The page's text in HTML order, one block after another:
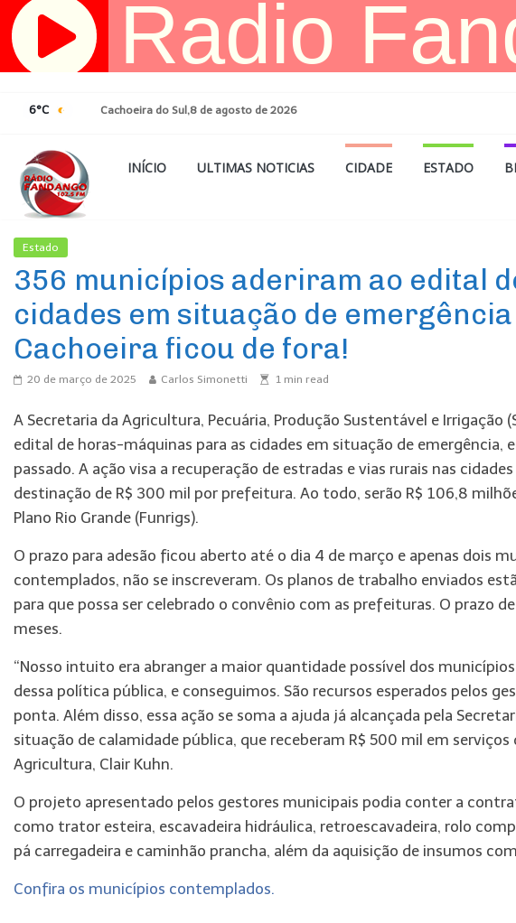
Pular
para
6°C Cachoeira do Sul,8 de agosto de 2026
INÍCIO ULTIMAS NOTICIAS CIDADE ESTADO
Estado
356 municípios aderiram ao edital
cidades em situação de
Cachoeira ficou de fora!
20 de março de 2025 Carlos Simonetti 1 min read
A Secretaria da Agricultura, Pecuária, Produção Sustentável e Irrigação
edital de horas-máquinas para as cidades em situação de emergência,
passado. A ação visa a recuperação de estradas e vias rurais nas
destinação de R$ 300 mil por prefeitura. Ao todo, serão R$ 106,8
Plano Rio Grande (Funrigs).
O prazo para adesão ficou aberto até o dia 4 de março e apenas dois
contemplados, não se inscreveram. Os planos de trabalho enviados
para que possa ser celebrado o convênio com as prefeituras. O prazo
meses.
“Nosso intuito era abranger a maior quantidade possível dos
dessa política pública, e conseguimos. São recursos esperados pelos
ponta. Além disso, essa ação se soma a ajuda já alcançada pela
situação de calamidade pública, que receberam R$ 500 mil em
Agricultura, Clair Kuhn.
O projeto apresentado pelos gestores municipais podia conter a
como trator esteira, escavadeira hidráulica, retroescavadeira, rolo
pá carregadeira e caminhão prancha, além da aquisição de insumos
Confira os municípios contemplados.